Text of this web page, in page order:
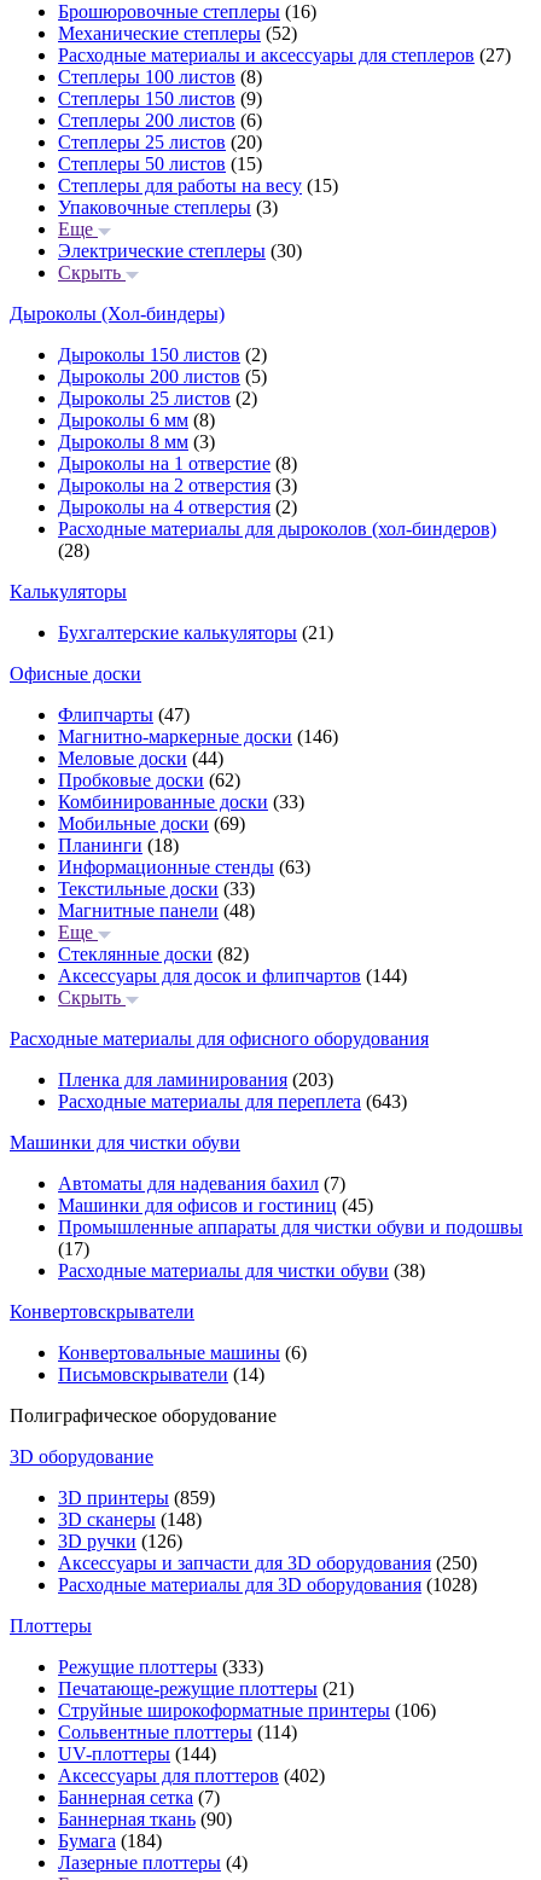
Брошюровочные степлеры (16)
Механические степлеры (52)
Расходные материалы и аксессуары для степлеров (27)
Степлеры 100 листов (8)
Степлеры 150 листов (9)
Степлеры 200 листов (6)
Степлеры 25 листов (20)
Степлеры 50 листов (15)
Степлеры для работы на весу (15)
Упаковочные степлеры (3)
Еще
Электрические степлеры (30)
Скрыть
Дыроколы (Хол-биндеры)
Дыроколы 150 листов (2)
Дыроколы 200 листов (5)
Дыроколы 25 листов (2)
Дыроколы 6 мм (8)
Дыроколы 8 мм (3)
Дыроколы на 1 отверстие (8)
Дыроколы на 2 отверстия (3)
Дыроколы на 4 отверстия (2)
Расходные материалы для дыроколов (хол-биндеров)
(28)
Калькуляторы
Бухгалтерские калькуляторы (21)
Офисные доски
Флипчарты (47)
Магнитно-маркерные доски (146)
Меловые доски (44)
Пробковые доски (62)
Комбинированные доски (33)
Мобильные доски (69)
Планинги (18)
Информационные стенды (63)
Текстильные доски (33)
Магнитные панели (48)
Еще
Стеклянные доски (82)
Аксессуары для досок и флипчартов (144)
Скрыть
Расходные материалы для офисного оборудования
Пленка для ламинирования (203)
Расходные материалы для переплета (643)
Машинки для чистки обуви
Автоматы для надевания бахил (7)
Машинки для офисов и гостиниц (45)
Промышленные аппараты для чистки обуви и подошвы
(17)
Расходные материалы для чистки обуви (38)
Конвертовскрыватели
Конвертовальные машины (6)
Письмовскрыватели (14)
Полиграфическое оборудование
3D оборудование
3D принтеры (859)
3D сканеры (148)
3D ручки (126)
Аксессуары и запчасти для 3D оборудования (250)
Расходные материалы для 3D оборудования (1028)
Плоттеры
Режущие плоттеры (333)
Печатающе-режущие плоттеры (21)
Струйные широкоформатные принтеры (106)
Сольвентные плоттеры (114)
UV-плоттеры (144)
Аксессуары для плоттеров (402)
Баннерная сетка (7)
Баннерная ткань (90)
Бумага (184)
Лазерные плоттеры (4)